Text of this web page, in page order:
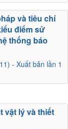
- Xuất bản lần 1
và tiêu chí
điểm sử
thống báo
vật lý và thiết